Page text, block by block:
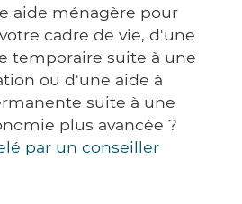
aide ménagère pour
cadre de vie, d'une
temporaire suite à une
ou d'une aide à
suite à une
plus avancée ?
par un conseiller